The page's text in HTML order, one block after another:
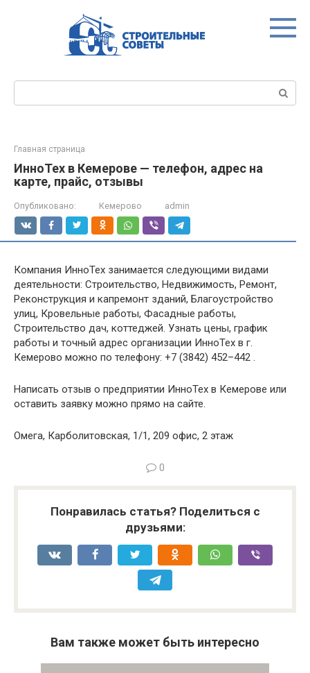
Главная страница
ИнноТех в Кемерове — телефон, адрес на
карте, прайс, отзывы
Опубликовано: Кемерово admin
Компания ИнноТех занимается следующими видами
деятельности: Строительство, Недвижимость, Ремонт,
Реконструкция и капремонт зданий, Благоустройство
улиц, Кровельные работы, Фасадные работы,
Строительство дач, коттеджей. Узнать цены, график
работы и точный адрес организации ИнноТех в г.
Кемерово можно по телефону: +7 (3842) 452–442 .
Написать отзыв о предприятии ИнноТех в Кемерове или
оставить заявку можно прямо на сайте.
Омега, Карболитовская, 1/1, 209 офис, 2 этаж
0
Понравилась статья? Поделиться с
друзьями:
Вам также может быть интересно